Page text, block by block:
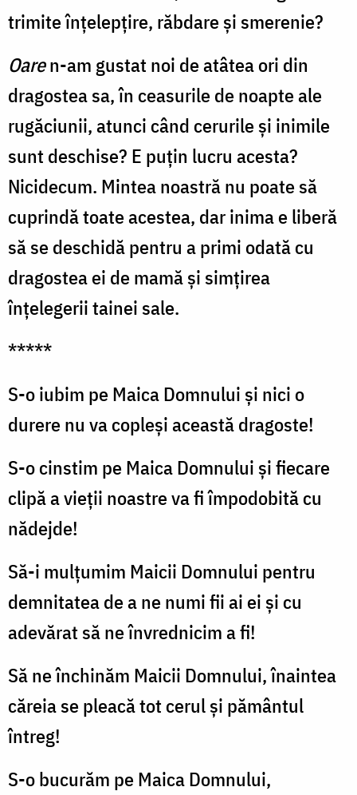
trimite înțelepțire, răbdare și smerenie?
Oaren-am gustat noi de atâtea ori din
dragostea sa, în ceasurile de noapte ale
rugăciunii, atunci când cerurile și inimile
sunt deschise? E puțin lucru acesta?
Nicidecum. Mintea noastră nu poate să
cuprindă toate acestea, dar inima e liberă
să se deschidă pentru a primi odată cu
dragostea ei de mamă și simțirea
înțelegerii tainei sale.
*****
S-o iubim pe Maica Domnului și nici o
durere nu va copleși această dragoste!
S-o cinstim pe Maica Domnului și fiecare
clipă a vieții noastre va fi împodobită cu
nădejde!
Să-i mulțumim Maicii Domnului pentru
demnitatea de a ne numi fii ai ei și cu
adevărat să ne învrednicim a fi!
Să ne închinăm Maicii Domnului, înaintea
căreia se pleacă tot cerul și pământul
întreg!
S-o bucurăm pe Maica Domnului,